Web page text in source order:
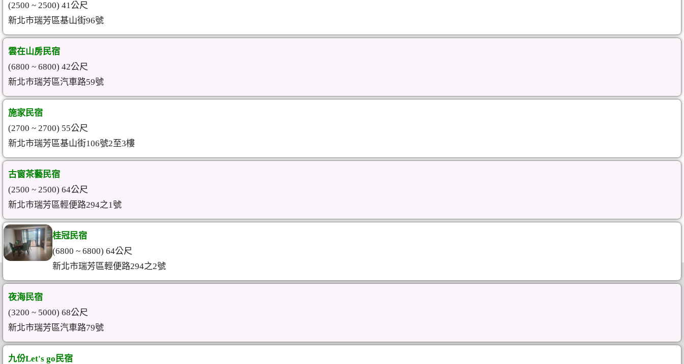
(2500 ~ 2500) 41公尺
新北市瑞芳區基山街96號
雲在山房民宿
(6800 ~ 6800) 42公尺
新北市瑞芳區汽車路59號
施家民宿
(2700 ~ 2700) 55公尺
新北市瑞芳區基山街106號2至3樓
古窗茶藝民宿
(2500 ~ 2500) 64公尺
新北市瑞芳區輕便路294之1號
桂冠民宿
(6800 ~ 6800) 64公尺
新北市瑞芳區輕便路294之2號
夜海民宿
(3200 ~ 5000) 68公尺
新北市瑞芳區汽車路79號
九份Let's go民宿